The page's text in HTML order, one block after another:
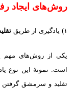
روش‌هاى ایجاد
۱) یادگیرى از طریق
یکى از روش‌هاى مهم
است. نمونهٔ این نوع
تقلید و سرمشق گرفتن